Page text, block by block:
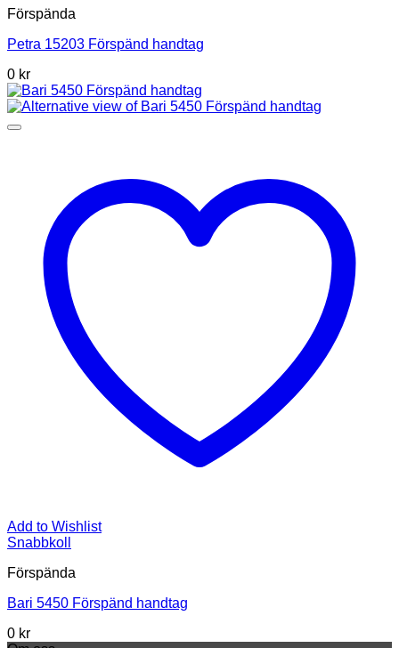
Förspända
Petra 15203 Förspänd handtag
0 kr
Add to Wishlist
Snabbkoll
Förspända
Bari 5450 Förspänd handtag
0 kr